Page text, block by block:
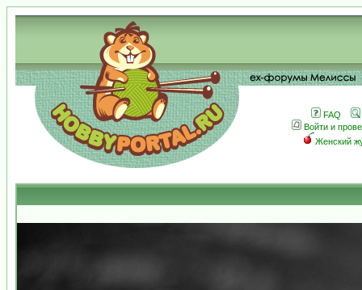
FAQ
Войти и
Женский